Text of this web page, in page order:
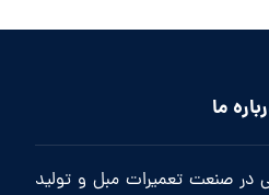
ما
در صنعت تعمیرات مبل و تولید